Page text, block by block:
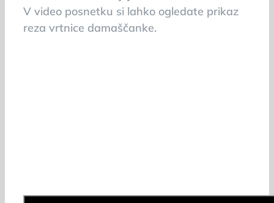
V video posnetku si lahko ogledate prikaz
reza vrtnice damaščanke.